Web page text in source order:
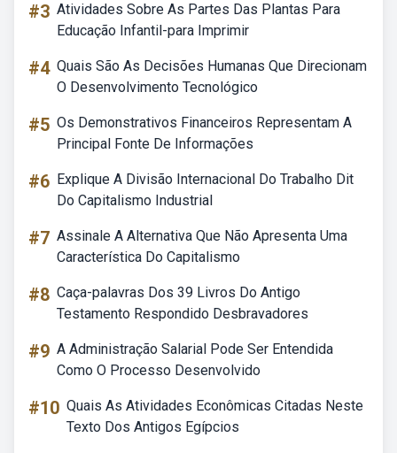
#3 Atividades Sobre As Partes Das Plantas Para
Educação Infantil-para Imprimir
#4 Quais São As Decisões Humanas Que Direcionam
O Desenvolvimento Tecnológico
#5 Os Demonstrativos Financeiros Representam A
Principal Fonte De Informações
#6 Explique A Divisão Internacional Do Trabalho Dit
Do Capitalismo Industrial
#7 Assinale A Alternativa Que Não Apresenta Uma
Característica Do Capitalismo
#8 Caça-palavras Dos 39 Livros Do Antigo
Testamento Respondido Desbravadores
#9 A Administração Salarial Pode Ser Entendida
Como O Processo Desenvolvido
#10 Quais As Atividades Econômicas Citadas Neste
Texto Dos Antigos Egípcios